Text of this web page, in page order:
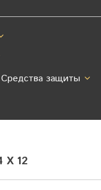
Средства защиты
Х 12